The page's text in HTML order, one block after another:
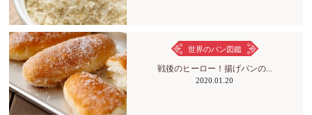
世界のパン図鑑
戦後のヒーロー！揚げパンの...
2020.01.20